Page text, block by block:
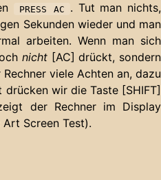
PRESS AC
. Tut man nichts,
Sekunden wieder und man
arbeiten. Wenn man sich
nicht[AC] drückt, sondern
viele Achten an, dazu
drücken wir die Taste [SHIFT]
der Rechner im Display
Screen Test).